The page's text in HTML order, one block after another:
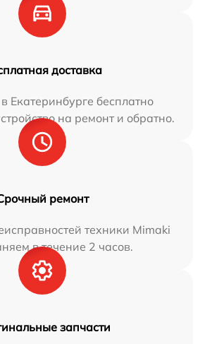
доставка
Екатеринбурге бесплатно
на ремонт и обратно.
ремонт
техники Mimaki
в течение 2 часов.
запчасти